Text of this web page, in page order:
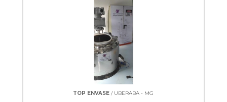
TOP ENVASE / UBERABA - MG